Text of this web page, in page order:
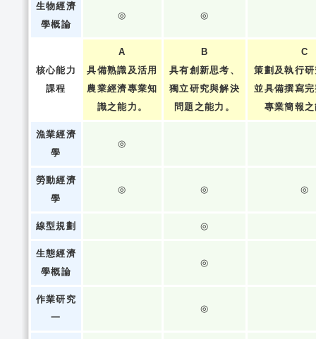
生物經濟
學概論
◎ ◎
核心能力
課程
A
具備熟識及活用
農業經濟專業知
識之能力。
B
具有創新思考、
獨立研究與解決
問題之能力。
C
策劃及執行
並具備撰寫
專業簡報
漁業經濟
學
◎
勞動經濟
學
◎ ◎ ◎
線型規劃 ◎
生態經濟
學概論
◎
作業研究
一
◎